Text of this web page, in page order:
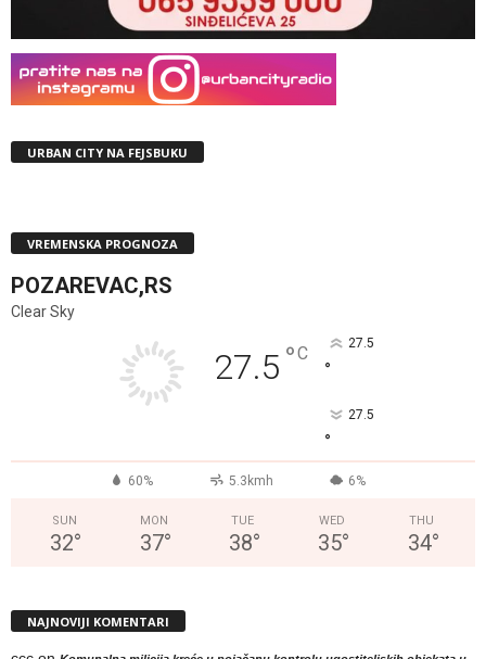
URBAN CITY NA FEJSBUKU
VREMENSKA PROGNOZA
POZAREVAC,RS
Clear Sky
27.5 °C 27.5
°
27.5
°
60% 5.3kmh 6%
SUN
32°
MON
37°
TUE
38°
WED
35°
THU
34°
NAJNOVIJI KOMENTARI